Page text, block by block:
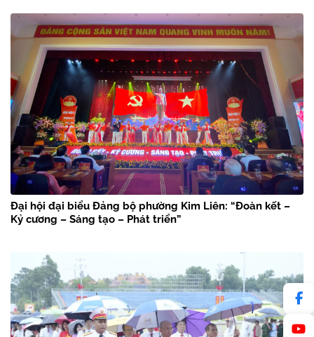
Đại hội đại biểu Đảng bộ phường Kim Liên: “Đoàn kết –
Kỷ cương – Sáng tạo – Phát triển”